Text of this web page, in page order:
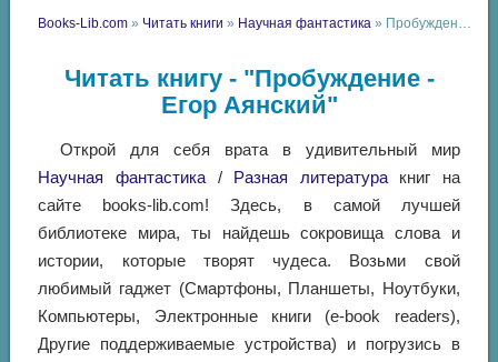
Books-Lib.com » Читать книги » Научная фантастика » Пробуждение - Егор Аянский
Читать книгу - "Пробуждение -
Егор Аянский"
Открой для себя врата в удивительный мир
Научная фантастика / Разная литературакниг на
сайте books-lib.com! Здесь, в самой лучшей
библиотеке мира, ты найдешь сокровища слова и
истории, которые творят чудеса. Возьми свой
любимый гаджет (Смартфоны, Планшеты, Ноутбуки,
Компьютеры, Электронные книги (e-book readers),
Другие поддерживаемые устройства) и погрузись в